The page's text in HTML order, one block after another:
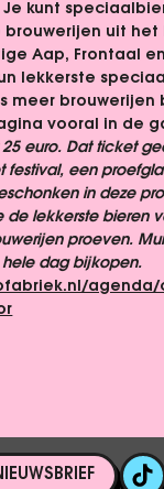
kunt
brouwerijen uit het
Aap, Frontaal
lekkerste
meer brouwerijen
vooral in de
25 euro. Dat ticket
festival, een
in deze
de lekkerste bieren
proeven.
dag bijkopen.
agenda/